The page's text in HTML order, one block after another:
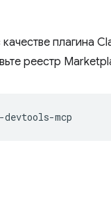
плагина
реестр